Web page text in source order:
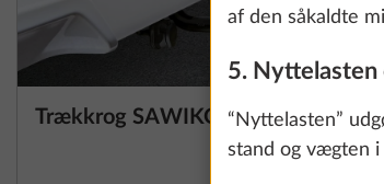
Trækkrog SAWIKO, aftagelig
af den såkaldte
5. Nyttelasten
“Nyttelasten”
stand og vægten